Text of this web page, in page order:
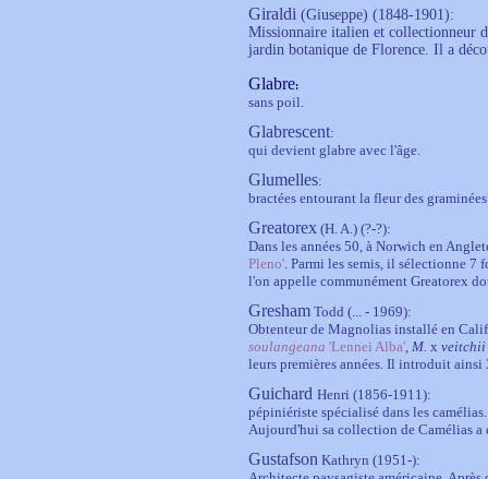
Giraldi (Giuseppe) (1848-1901):
Missionnaire italien et collectionneur
jardin botanique de Florence. Il a
Glabre:
sans poil.
Glabrescent:
qui devient glabre avec l'âge.
Glumelles:
bractées entourant la fleur des
Greatorex (H. A.) (?-?):
Dans les années 50, à Norwich en
Pleno'. Parmi les semis, il sélectionne 7
l'on appelle communément Greatorex
Gresham Todd (... - 1969):
Obtenteur de Magnolias installé en
soulangeana 'Lennei Alba', M. x veitchii
leurs premières années. Il introduit
Guichard Henri (1856-1911):
pépiniériste spécialisé dans les
Aujourd'hui sa collection de Camélias a
Gustafson Kathryn (1951-):